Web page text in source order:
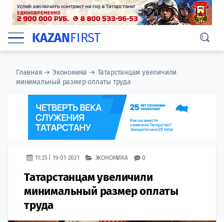
KAZANFIRST
Главная →Экономика → Татарстанцам увеличили
минимальный размер оплаты труда
11:35 | 19-01-2021 ЭКОНОМИКА 0
Татарстанцам увеличили
минимальный размер оплаты
труда